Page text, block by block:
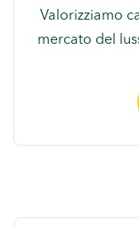
Valorizziamo
mercato del